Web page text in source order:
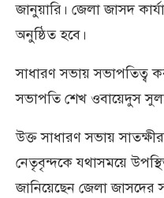
জানুয়ারি। জেলা জাসদ
অনুষ্ঠিত হবে।
সাধারণ সভায় সভাপতিত্ব
সভাপতি শেখ ওবায়েদুস
উক্ত সাধারণ সভায়
নেতৃবৃন্দকে যথাসময়ে
জানিয়েছেন জেলা জাসদের